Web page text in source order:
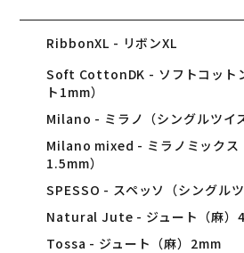
RibbonXL - リボンXL
Soft CottonDK - ソフトコット
ト1mm）
Milano - ミラノ（シングルツイ
Milano mixed - ミラノミックス
1.5mm）
SPESSO - スペッソ（シングルツ
Natural Jute - ジュート（麻）
Tossa - ジュート（麻）2mm